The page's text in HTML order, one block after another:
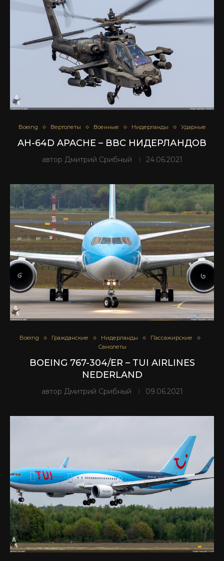
Boeing Вертолеты Военные Нидерланды Ударные
AH-64D APACHE – ВВС НИДЕРЛАНДОВ
автор Дмитрий Срибный 24.06.2021
Boeing Гражданские Нидерланды
Пассажирские
Самолеты
BOEING 767-304/ER – TUI AIRLINES
NEDERLAND
автор Дмитрий Срибный 09.06.2021